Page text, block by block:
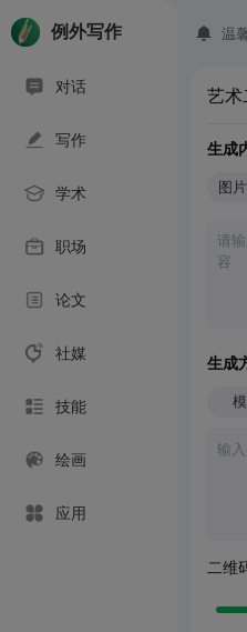
例外写作
对话
写作
学术
职场
论文
社媒
技能
绘画
应用
温
艺术
生成
图
生成
二维